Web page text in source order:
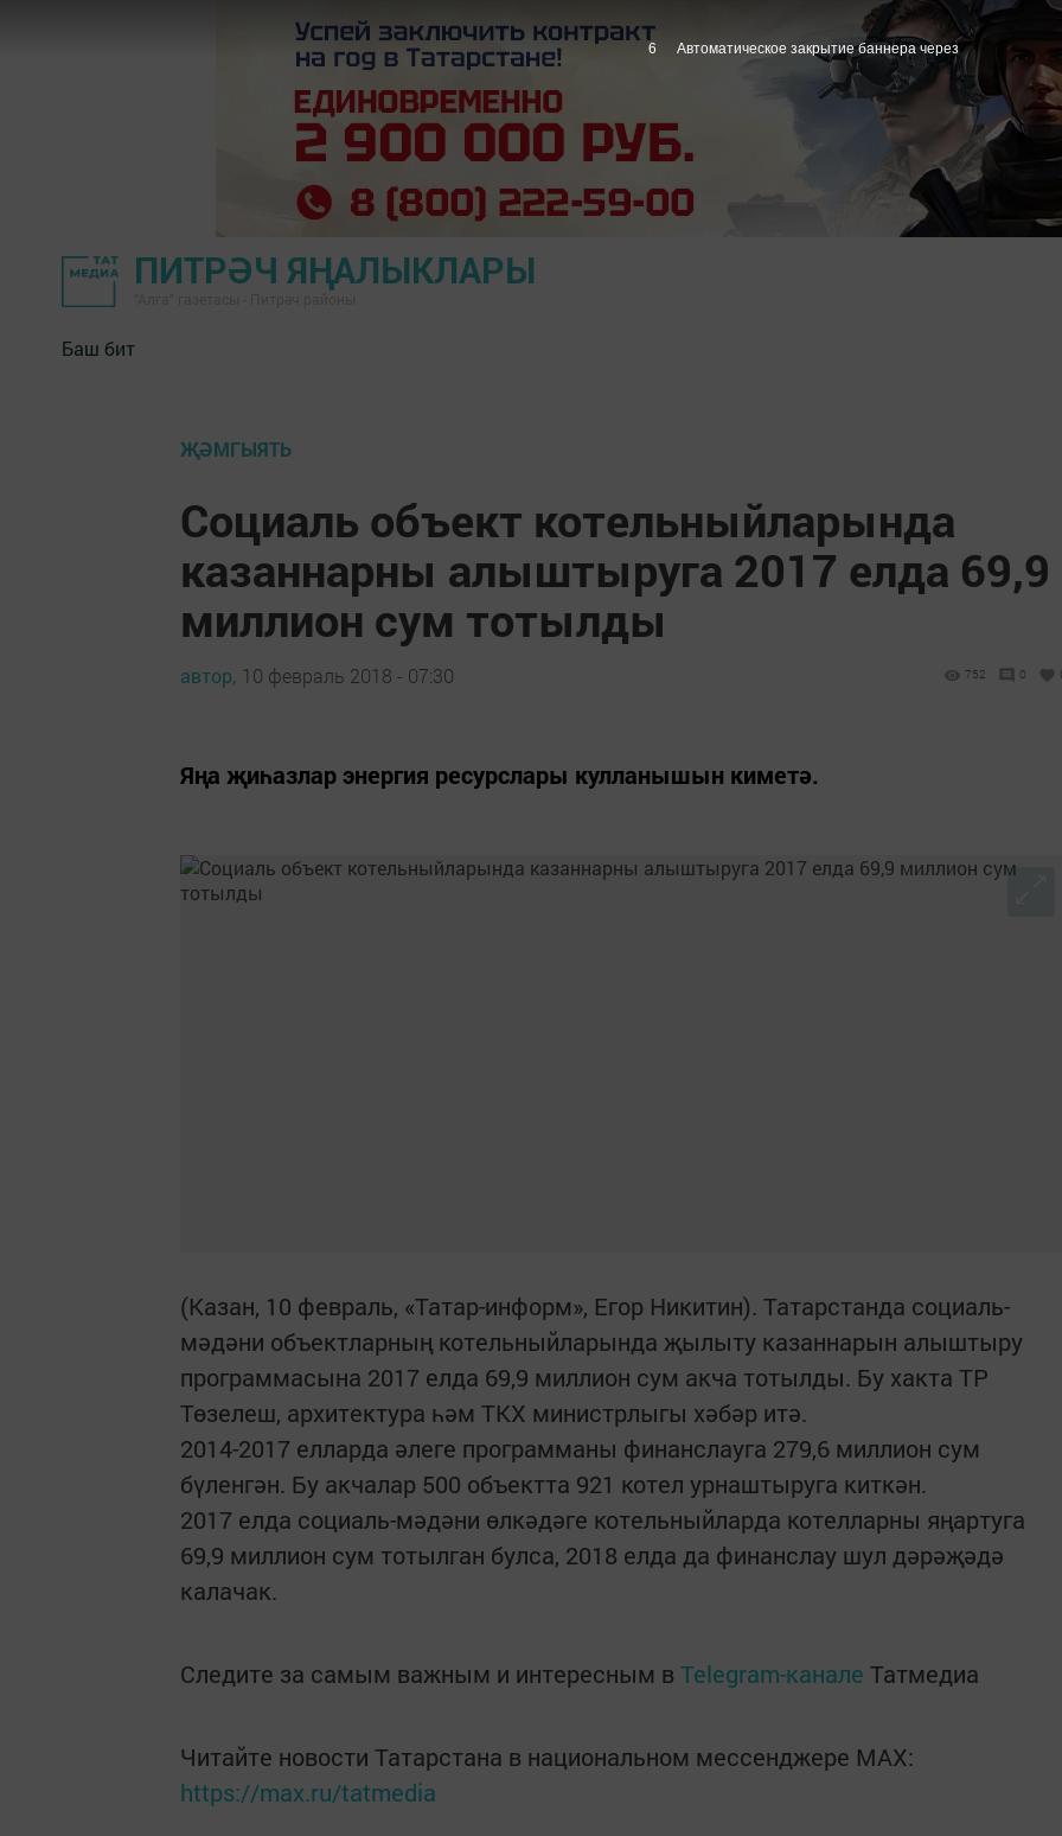
ПИТРӘЧ ЯҢАЛЫКЛАРЫ
Баш бит
ҖӘМГЫЯТЬ
Социаль объект котельныйларында
казаннарны алыштыруга 2017 елда 69,9
миллион сум тотылды
автор, 10 февраль 2018 - 07:30 752 0
Яңа җиһазлар энергия ресурслары кулланышын киметә.
(Казан, 10 февраль, «Татар-информ», Егор Никитин). Татарстанда социаль-
мәдәни объектларның котельныйларында җылыту казаннарын алыштыру
программасына 2017 елда 69,9 миллион сум акча тотылды. Бу хакта ТР
Төзелеш, архитектура һәм ТКХ министрлыгы хәбәр итә.
2014-2017 елларда әлеге программаны финанслауга 279,6 миллион сум
бүленгән. Бу акчалар 500 объектта 921 котел урнаштыруга киткән.
2017 елда социаль-мәдәни өлкәдәге котельныйларда котелларны яңартуга
69,9 миллион сум тотылган булса, 2018 елда да финанслау шул дәрәҗәдә
калачак.
Следите за самым важным и интересным в Telegram-канале Татмедиа
Читайте новости Татарстана в национальном мессенджере MАХ:
https://max.ru/tatmedia
5 Автоматическое закрытие баннера через